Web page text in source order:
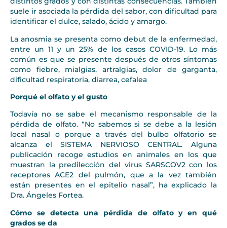
suele ir asociada la pérdida del sabor, con dificultad para
identificar el dulce, salado, ácido y amargo.
La anosmia se presenta como debut de la enfermedad,
entre un 11 y un 25% de los casos COVID-19. Lo más
común es que se presente después de otros síntomas
como fiebre, mialgias, artralgias, dolor de garganta,
dificultad respiratoria, diarrea, cefalea
Porqué el olfato y el gusto
Todavía no se sabe el mecanismo responsable de la
pérdida de olfato. “No sabemos si se debe a la lesión
local nasal o porque a través del bulbo olfatorio se
alcanza el SISTEMA NERVIOSO CENTRAL. Alguna
publicación recoge estudios en animales en los que
muestran la predilección del virus SARSCOV2 con los
receptores ACE2 del pulmón, que a la vez también
están presentes en el epitelio nasal”, ha explicado la
Dra. Ángeles Fortea.
Cómo se detecta una pérdida de olfato y en qué
grados se da